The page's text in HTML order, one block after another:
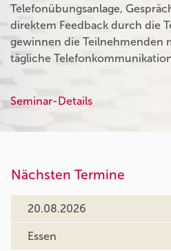
Telefonübungsanlage,
direktem Feedback durch die
gewinnen die Teilnehmenden
tägliche
Seminar-Details
Nächsten Termine
20.08.2026
Essen